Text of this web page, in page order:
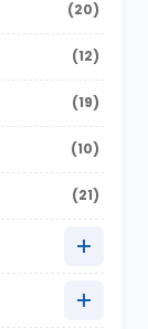
(20)
(12)
(19)
(10)
(21)
(9)